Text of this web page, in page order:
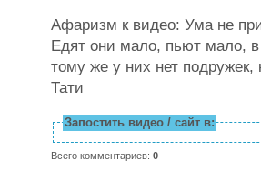
Афаризм к видео: Ума не
Едят они мало, пьют мало, в
тому же у них нет
Тати
Запостить видео / сайт в:
Всего комментариев: 0